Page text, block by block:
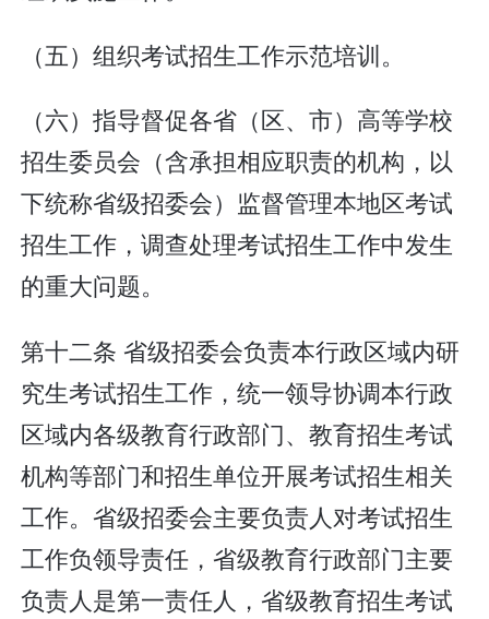
（五）组织考试招生工作示范培训。
（六）指导督促各省（区、市）高等学校
招生委员会（含承担相应职责的机构，以
下统称省级招委会）监督管理本地区考试
招生工作，调查处理考试招生工作中发生
的重大问题。
第十二条 省级招委会负责本行政区域内研
究生考试招生工作，统一领导协调本行政
区域内各级教育行政部门、教育招生考试
机构等部门和招生单位开展考试招生相关
工作。省级招委会主要负责人对考试招生
工作负领导责任，省级教育行政部门主要
负责人是第一责任人，省级教育招生考试